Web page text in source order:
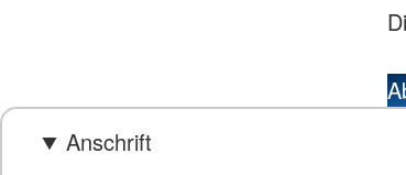
Anschrift